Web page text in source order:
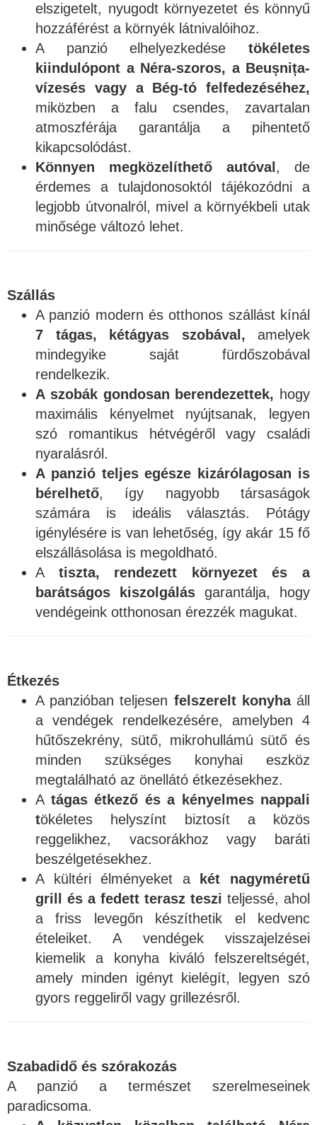
elszigetelt, nyugodt környezetet és könnyű
hozzáférést a környék látnivalóihoz.
A panzió elhelyezkedése tökéletes
kiindulópont a Néra-szoros, a Beușnița-
vízesés vagy a Bég-tó felfedezéséhez,
miközben a falu csendes, zavartalan
atmoszférája garantálja a pihentető
kikapcsolódást.
Könnyen megközelíthető autóval , de
érdemes a tulajdonosoktól tájékozódni a
legjobb útvonalról, mivel a környékbeli utak
minősége változó lehet.
Szállás
A panzió modern és otthonos szállást kínál
7 tágas, kétágyas szobával, amelyek
mindegyike saját fürdőszobával
rendelkezik.
A szobák gondosan berendezettek, hogy
maximális kényelmet nyújtsanak, legyen
szó romantikus hétvégéről vagy családi
nyaralásról.
A panzió teljes egésze kizárólagosan is
bérelhető, így nagyobb társaságok
számára is ideális választás. Pótágy
igénylésére is van lehetőség, így akár 15 fő
elszállásolása is megoldható.
A tiszta, rendezett környezet és a
barátságos kiszolgálás garantálja, hogy
vendégeink otthonosan érezzék magukat.
Étkezés
A panzióban teljesen felszerelt konyhaáll
a vendégek rendelkezésére, amelyben 4
hűtőszekrény, sütő, mikrohullámú sütő és
minden szükséges konyhai eszköz
megtalálható az önellátó étkezésekhez.
A tágas étkező és a kényelmes nappali
tökéletes helyszínt biztosít a közös
reggelikhez, vacsorákhoz vagy baráti
beszélgetésekhez.
A kültéri élményeket a
két nagyméretű
grill és a fedett terasz teszi teljessé, ahol
a friss levegőn készíthetik el kedvenc
ételeiket. A vendégek visszajelzései
kiemelik a konyha kiváló felszereltségét,
amely minden igényt kielégít, legyen szó
gyors reggeliről vagy grillezésről.
Szabadidő és szórakozás
A panzió a természet szerelmeseinek
paradicsoma.